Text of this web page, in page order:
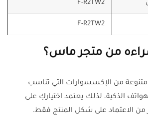
F-R2TW2
F-R2TW2
من متجر ماس؟
من الإكسسوارات التي تناسب
الذكية، لذلك يعتمد اختياركِ على
من الاعتماد على شكل المنتج فقط.